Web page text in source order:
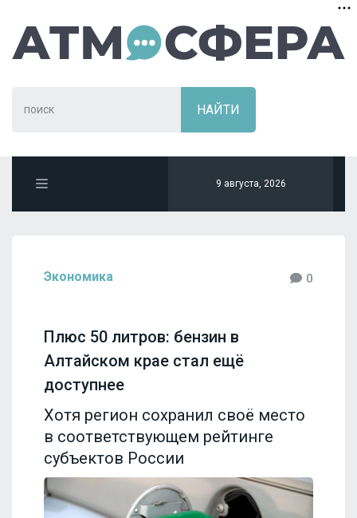
9 августа, 2026
Экономика 0
Плюс 50 литров: бензин в
Алтайском крае стал ещё
доступнее
Хотя регион сохранил своё место
в соответствующем рейтинге
субъектов России